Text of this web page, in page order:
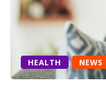
HEALTH NEWS